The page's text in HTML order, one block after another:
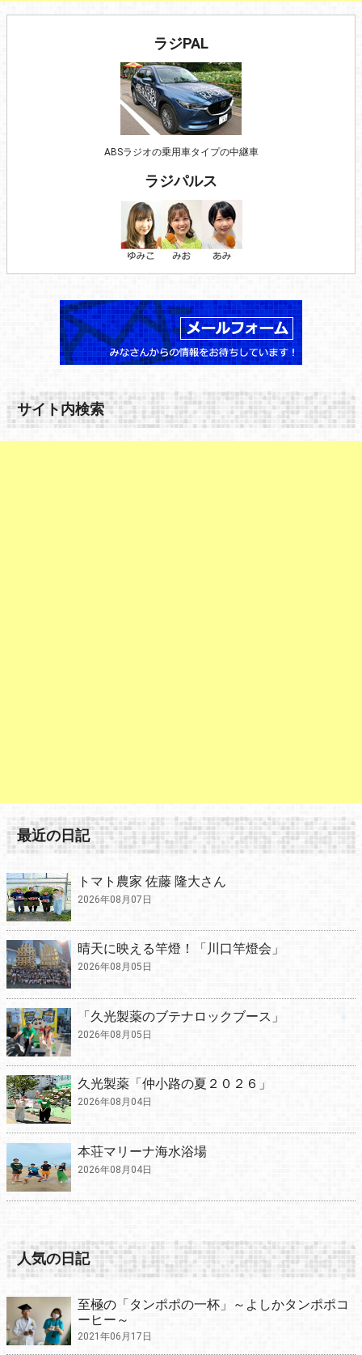
ラジPAL
ABSラジオの乗用車タイプの中継車
ラジパルス
サイト内検索
最近の日記
トマト農家 佐藤 隆大さん
2026年08月07日
晴天に映える竿燈！「川口竿燈会」
2026年08月05日
「久光製薬のブテナロックブース」
2026年08月05日
久光製薬「仲小路の夏２０２６」
2026年08月04日
本荘マリーナ海水浴場
2026年08月04日
人気の日記
至極の「タンポポの一杯」～よしかタンポポコ
ーヒー～
2021年06月17日